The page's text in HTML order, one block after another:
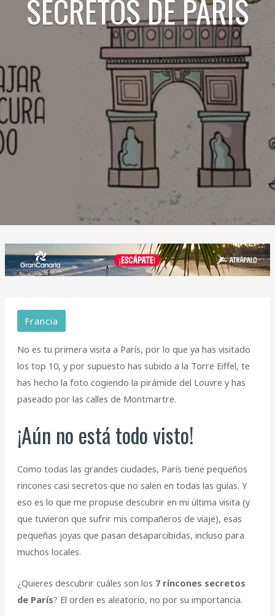
SECRETOS DE PARIS
Francia
No es tu primera visita a París, por lo que ya has visitado
los top 10, y por supuesto has subido a la Torre Eiffel, te
has hecho la foto cogiendo la pirámide del Louvre y has
paseado por las calles de Montmartre.
¡Aún no está todo visto!
Como todas las grandes ciudades, París tiene pequeños
rincones casi secretos que no salen en todas las guías. Y
eso es lo que me propuse descubrir en mi última visita (y
que tuvieron que sufrir mis compañeros de viaje), esas
pequeñas joyas que pasan desaparcibidas, incluso para
muchos locales.
¿Quieres descubrir cuáles son los 7 ríncones secretos
de París? El orden es aleatorio, no por su importancia.